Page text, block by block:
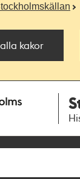
kakor